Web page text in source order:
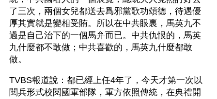
了三次，兩個女兒都送去爲邪黨歌功頌德，待遇優
厚其實就是變相受賄。所以在中共眼裏，馬英九不
過是自己治下的一個馬弁而已。中共仇恨的，馬英
九什麼都不敢做；中共喜歡的，馬英九什麼都敢
做。
TVBS報道說：都已經上任4年了，今天才第一次以
閱兵形式校閱國軍部隊，軍方依照傳統，在典禮開